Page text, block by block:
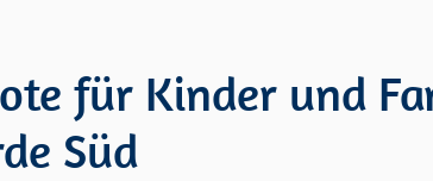
für Kinder und
Süd